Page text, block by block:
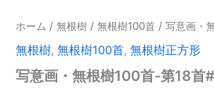
ホーム / 無根樹 / 無根樹100首 / 写意画・
無根樹, 無根樹100首, 無根樹正方形
写意画・無根樹100首-第18首